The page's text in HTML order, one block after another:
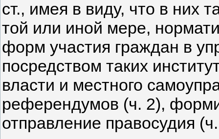
ст., имея в виду, что в них
той или иной мере,
форм участия граждан в
посредством таких
власти и местного
референдумов (ч. 2),
отправление правосудия